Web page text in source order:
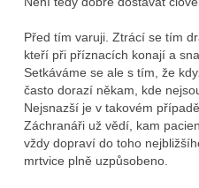
Před tím varuji. Ztrácí se tím
kteří při příznacích konají a
Setkáváme se ale s tím, že
často dorazí někam, kde
Nejsnazší je v takovém
Záchranáři už vědí, kam
vždy dopraví do toho
mrtvice plně uzpůsobeno.